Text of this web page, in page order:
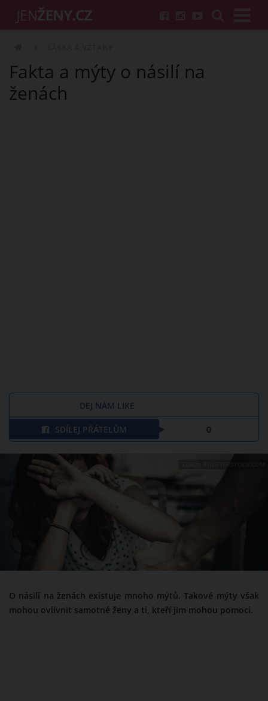
Fakta a mýty o násilí na
ženách
DEJ NÁM LIKE
SDÍLEJ PŘÁTELŮM 0
ZDROJ: SHUTTERSTOCK.COM
O násilí na ženách existuje mnoho mýtů. Takové mýty však
mohou ovlivnit samotné ženy a ti, kteří jim mohou pomoci.